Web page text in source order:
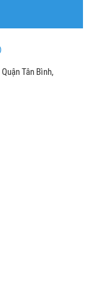
Tân Bình,